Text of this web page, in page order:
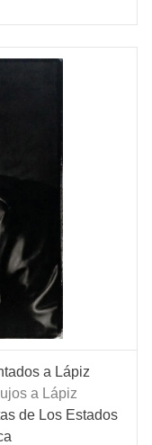
a Lápiz
a Lápiz
de Los Estados